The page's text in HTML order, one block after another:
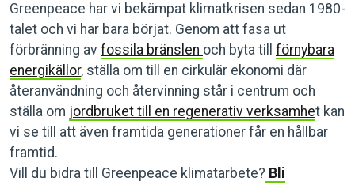
Greenpeace har vi bekämpat klimatkrisen sedan 1980-
talet och vi har bara börjat. Genom att fasa ut
förbränning av fossila bränslen och byta till förnybara
energikällor, ställa om till en cirkulär ekonomi där
återanvändning och återvinning står i centrum och
ställa om jordbruket till en regenerativ verksamhet kan
vi se till att även framtida generationer får en hållbar
framtid.
Vill du bidra till Greenpeace klimatarbete? Bli